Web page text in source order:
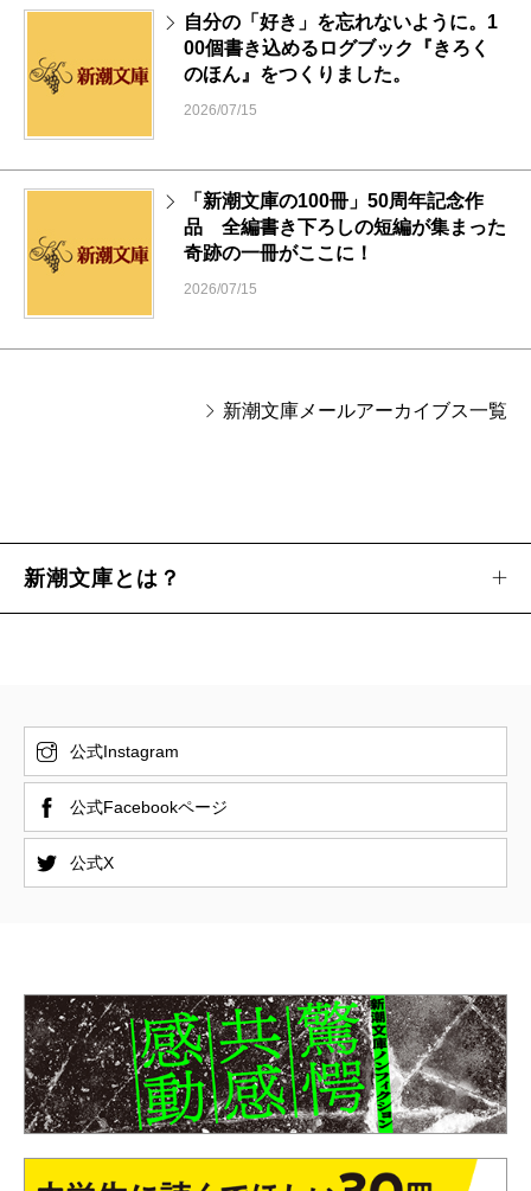
自分の「好き」を忘れないように。1
00個書き込めるログブック『きろく
のほん』をつくりました。
2026/07/15
「新潮文庫の100冊」50周年記念作
品 全編書き下ろしの短編が集まった
奇跡の一冊がここに！
2026/07/15
新潮文庫メールアーカイブス一覧
新潮文庫とは？
公式Instagram
公式Facebookページ
公式X